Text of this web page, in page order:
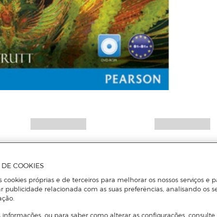
COOKIES
cookies próprias e de terceiros para melhorar os nossos serviços e
publicidade relacionada com as suas preferências, analisando os
informações, ou para saber como alterar as configurações, consulte